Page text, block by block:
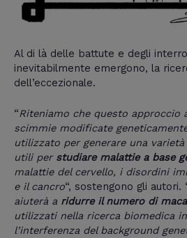
Al di là delle battute e degli
inevitabilmente emergono, la
dell’eccezionale.
“Riteniamo che questo approccio
scimmie modificate
utilizzato per generare una
utili per studiare malattie a base
malattie del cervello, i disordini
e il cancro“, sostengono gli autori.
aiuterà a ridurre il numero di
utilizzati nella ricerca biomedica
l’interferenza del background